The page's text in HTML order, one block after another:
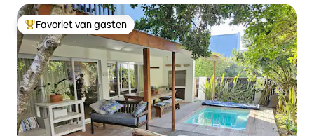
Topfavoriet van gasten
Favoriet van gasten